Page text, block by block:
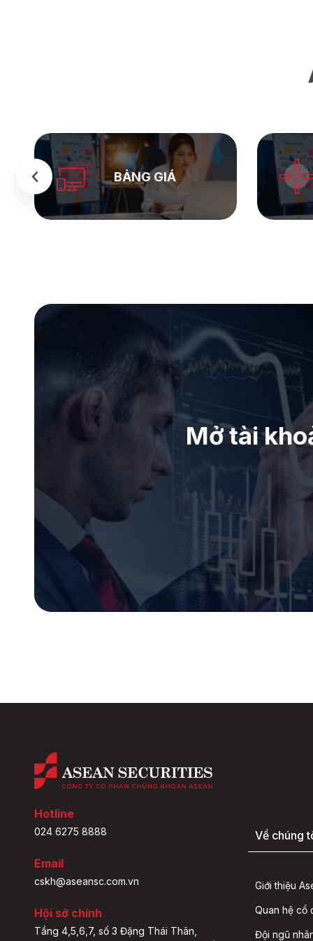
SEASTOCK
WEB
Mở tài
Hotline
024 6275 8888
Email
cskh@aseansc.com.vn
Hội sở chính
Tầng 4,5,6,7, số 3 Đặng Thái Thân,
Về chúng
Giới thiệu
Quan hệ cổ
Đội ngũ